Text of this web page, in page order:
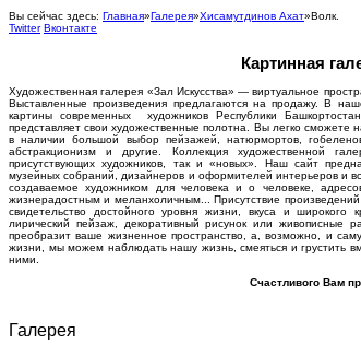
Вы сейчас здесь: Главная»Галерея»Хисамутдинов Ахат»Волк.
Twitter Вконтакте
Картинная
Художественная галерея «Зал Искусства» — виртуальное
Выставленные произведения предлагаются на продажу. В
картины современных художников Республики
представляет свои художественные полотна. Вы легко сможете
в наличии большой выбор пейзажей, натюрмортов,
абстракционизм и другие. Коллекция художественной
присутствующих художников, так и «новых». Наш сайт
музейных собраний, дизайнеров и оформителей интерьеров и
создаваемое художником для человека и о человеке,
жизнерадостным и меланхоличным... Присутствие
свидетельство достойного уровня жизни, вкуса и
лирический пейзаж, декоративный рисунок или
преобразит ваше жизненное пространство, а, возможно, и
жизни, мы можем наблюдать нашу жизнь, смеяться и грустить
ними.
Счастливого Вам
Галерея